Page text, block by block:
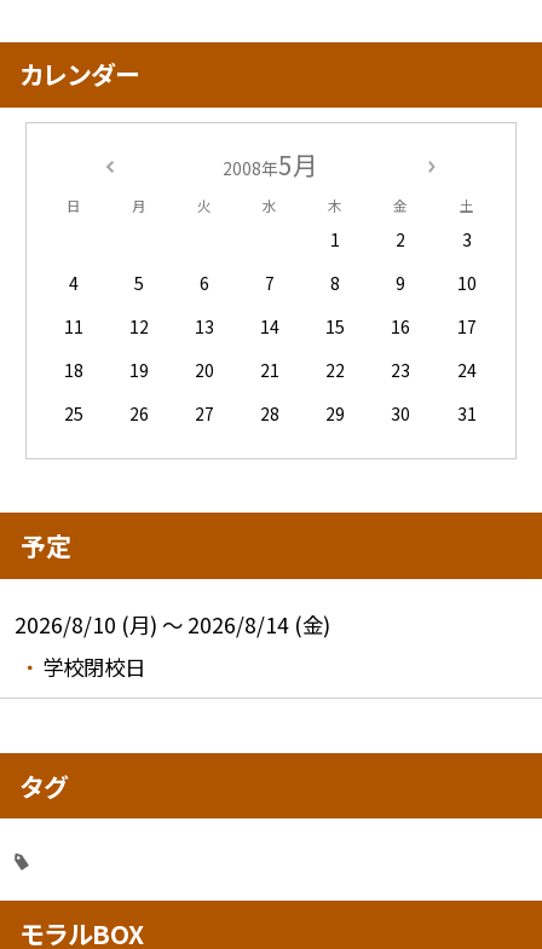
カレンダー
2008年5月
日 月 火 水 木 金 土
1 2
3
4
5 6 7 8 9
10
11
12 13 14 15 16
17
18
19 20 21 22 23
24
25
26 27 28 29 30 31
予定
2026/8/10 (月) ～ 2026/8/14 (金)
学校閉校日
タグ
モラルBOX